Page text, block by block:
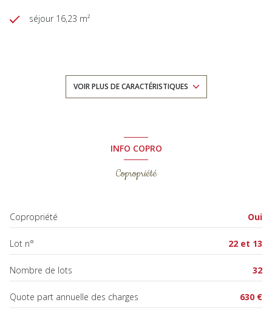
séjour 16,23 m²
Chauffage individuel : convecteur (electrique)
3 étage(s)
cave
VOIR PLUS DE CARACTÉRISTIQUES
INFO COPRO
Copropriété
Copropriété Oui
Lot n° 22 et 13
Nombre de lots 32
Quote part annuelle des charges 630 €